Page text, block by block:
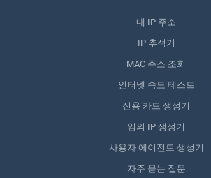
내 IP 주소
IP 추적기
MAC 주소 조회
인터넷 속도 테스트
신용 카드 생성기
임의 IP 생성기
사용자 에이전트 생성기
자주 묻는 질문